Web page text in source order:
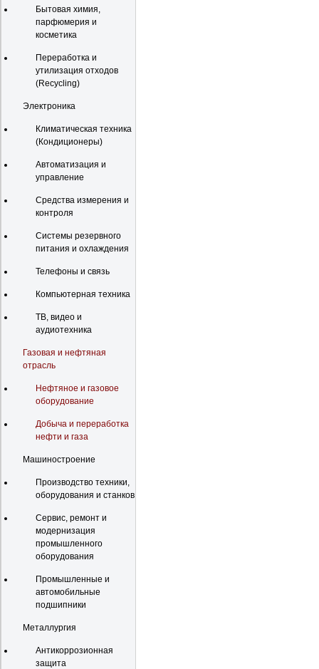
Бытовая химия,
парфюмерия и
косметика
Переработка и
утилизация отходов
(Recycling)
Электроника
Климатическая техника
(Кондиционеры)
Автоматизация и
управление
Средства измерения и
контроля
Системы резервного
питания и охлаждения
Телефоны и связь
Компьютерная техника
ТВ, видео и
аудиотехника
Газовая и нефтяная
отрасль
Нефтяное и газовое
оборудование
Добыча и переработка
нефти и газа
Машиностроение
Производство техники,
оборудования и станков
Сервис, ремонт и
модернизация
промышленного
оборудования
Промышленные и
автомобильные
подшипники
Металлургия
Антикоррозионная
защита